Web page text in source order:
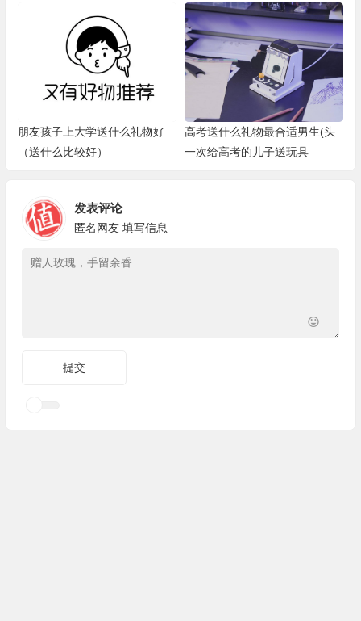
朋友孩子上大学送什么礼物好
（送什么比较好）
高考送什么礼物最合适男生(头
一次给高考的儿子送玩具
发表评论
匿名网友 填写信息